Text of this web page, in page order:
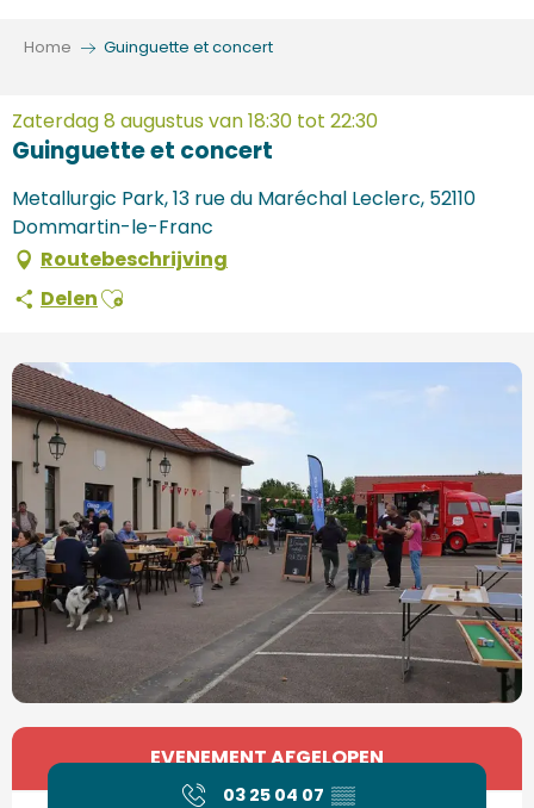
Home Guinguette et concert
Zaterdag 8 augustus van 18:30 tot 22:30
Guinguette et concert
Metallurgic Park, 13 rue du Maréchal Leclerc, 52110
Dommartin-le-Franc
Routebeschrijving
DelenAjouter aux favoris
Openingstijden en contactgegevens
EVENEMENT AFGELOPEN
03 25 04 07 ▒▒